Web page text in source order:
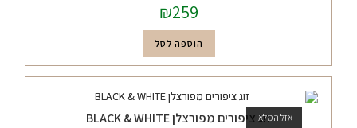
₪259
הוספה לסל
אזל המלאיזוג ציפורים מפורצלן BLACK & WHITE